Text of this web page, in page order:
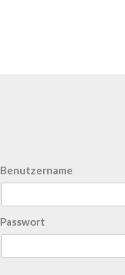
Benutzername
Passwort